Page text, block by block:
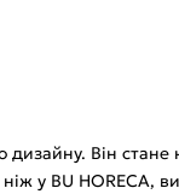
дизайну. Він
у BU HORECA,